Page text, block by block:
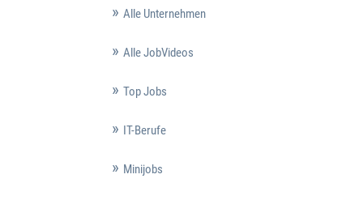
Alle Unternehmen
Alle JobVideos
Top Jobs
IT-Berufe
Minijobs